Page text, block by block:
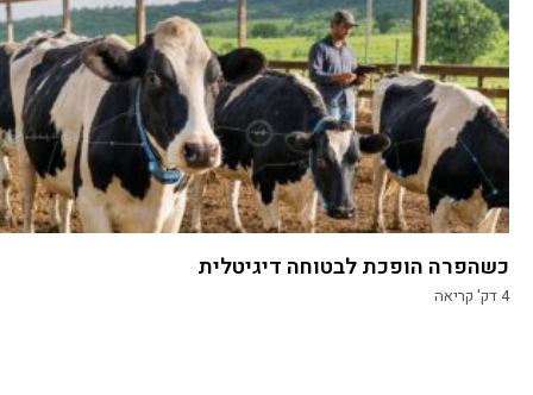
כשהפרה הופכת לבטוחה דיגיטלית
4דק' קריאה